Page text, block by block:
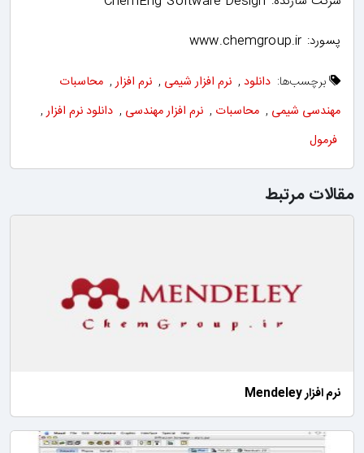
پسورد: www.chemgroup.ir
برچسب‌ها: دانلود , نرم افزار شیمی , نرم افزار , محاسبات
مهندسی شیمی , محاسبات , نرم افزار مهندسی , دانلود نرم افزار ,
فرمول
مقالات مرتبط
نرم افزار Mendeley